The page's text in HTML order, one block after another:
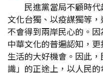
民進黨當局不顧時
文化台獨、以疫謀獨等
不會得到兩岸民心的。
中華文化的普遍認知，
生活的大好機會。因此
識」的正途上，以人民